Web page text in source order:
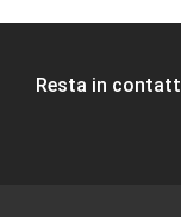
Resta in